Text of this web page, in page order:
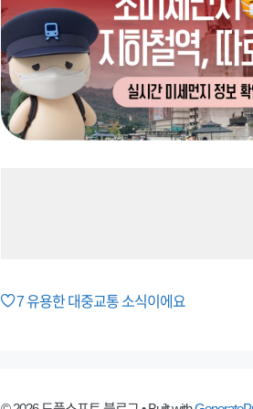
7유용한 대중교통 소식이에요